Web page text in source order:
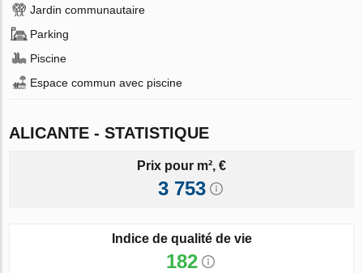
Jardin communautaire
Parking
Piscine
Espace commun avec piscine
ALICANTE - STATISTIQUE
Prix pour m², €
3 753
Indice de qualité de vie
182